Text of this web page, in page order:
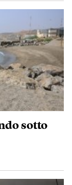
sotto